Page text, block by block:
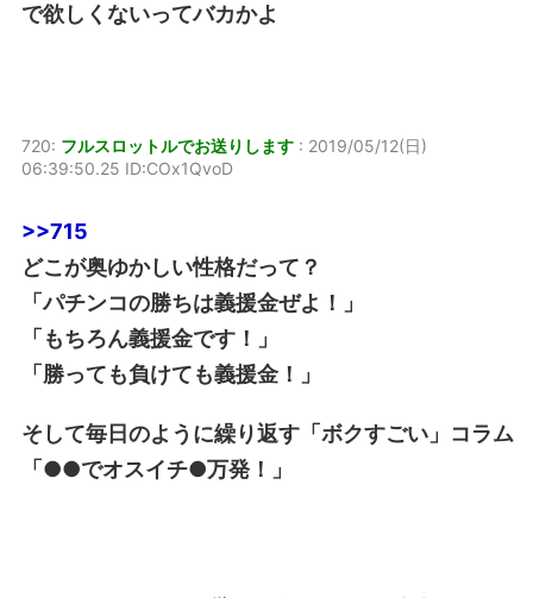
で欲しくないってバカかよ
720: フルスロットルでお送りします : 2019/05/12(日)
06:39:50.25 ID:COx1QvoD
>>715
どこが奥ゆかしい性格だって？
「パチンコの勝ちは義援金ぜよ！」
「もちろん義援金です！」
「勝っても負けても義援金！」
そして毎日のように繰り返す「ボクすごい」コラム
「●●でオスイチ●万発！」